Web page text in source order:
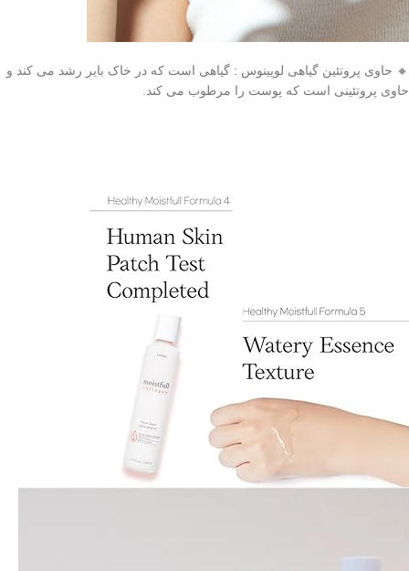
🔸 حاوی پروتئین گیاهی لوپینوس : گیاهی است که در خاک بایر رشد می کند و
حاوی پروتئینی است که پوست را مرطوب می کند.